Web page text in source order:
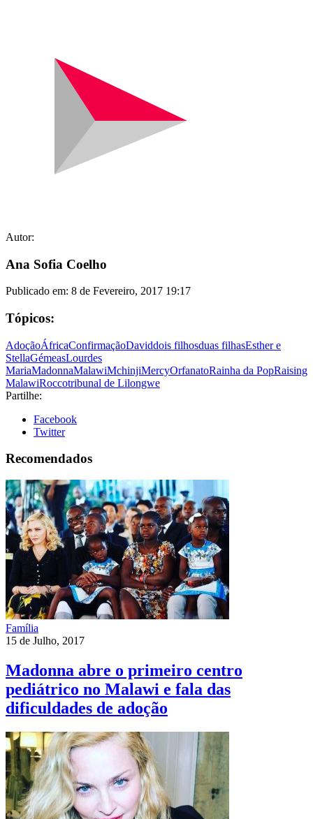
Autor:
Ana Sofia Coelho
Publicado em: 8 de Fevereiro, 2017 19:17
Tópicos:
AdoçãoÁfricaConfirmaçãoDaviddois filhosduas filhasEsther e
StellaGémeasLourdes
MariaMadonnaMalawiMchinjiMercyOrfanatoRainha da PopRaising
MalawiRoccotribunal de Lilongwe
Partilhe:
Facebook
Twitter
Recomendados
Família
15 de Julho, 2017
Madonna abre o primeiro centro
pediátrico no Malawi e fala das
dificuldades de adoção